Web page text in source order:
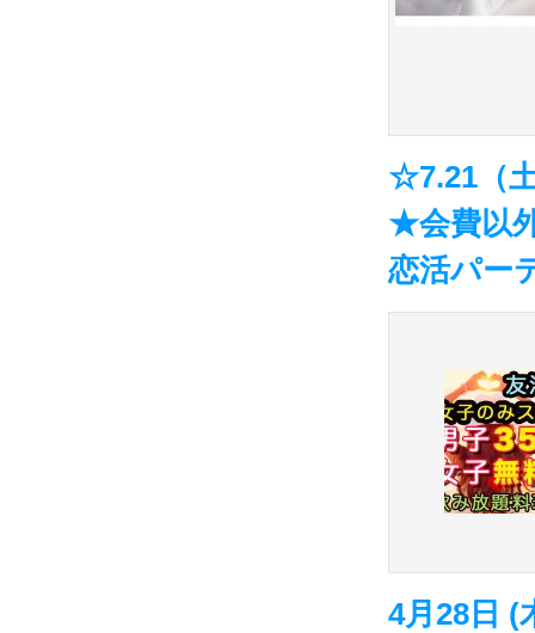
☆7.21（
★会費以
恋活パー
4月28日 (